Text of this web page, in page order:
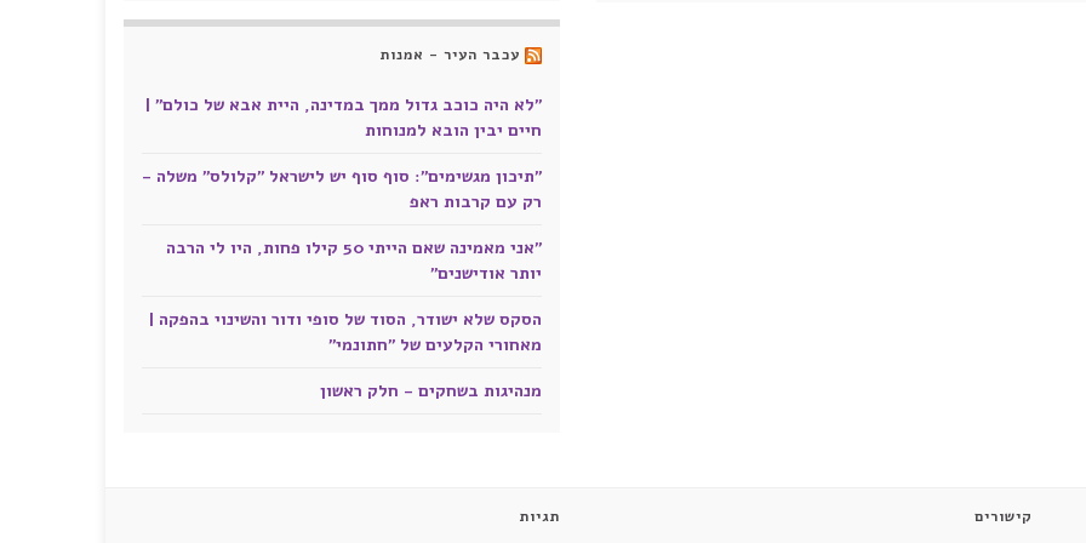
עכבר העיר - אמנות
"לא היה כוכב גדול ממך במדינה, היית אבא של כולם" |
חיים יבין הובא למנוחות
"תיכון מגשימים": סוף סוף יש לישראל "קלולס" משלה -
רק עם קרבות ראפ
"אני מאמינה שאם הייתי 50 קילו פחות, היו לי הרבה
יותר אודישנים"
הסקס שלא ישודר, הסוד של סופי ודור והשינוי בהפקה |
מאחורי הקלעים של "חתונמי"
מנהיגות בשחקים - חלק ראשון
קישורים תגיות